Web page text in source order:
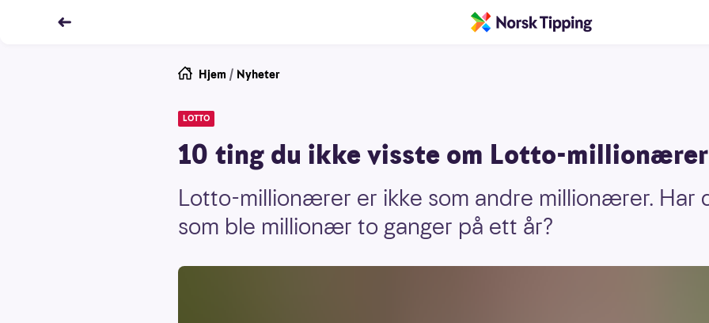
Hjem / Nyheter
LOTTO
10 ting du ikke visste om Lotto-millionærer
Lotto-millionærer er ikke som andre millionærer. Har
som ble millionær to ganger på ett år?